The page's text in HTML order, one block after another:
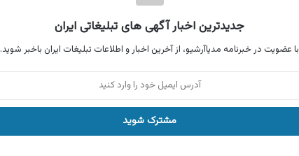
جدیدترین اخبار آگهی های تبلیغاتی ایران
با عضویت در خبرنامه مدیاآرشیو، از آخرین اخبار و اطلاعات تبلیغات ایران باخبر شوید.